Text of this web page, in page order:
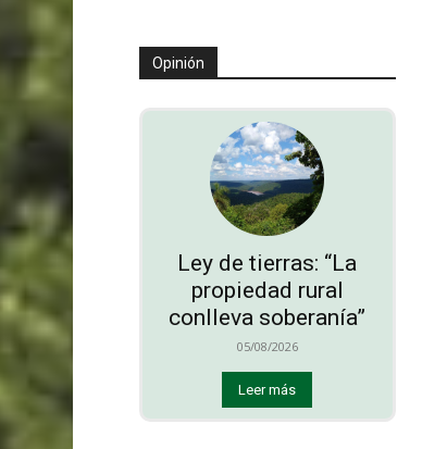
Opinión
Ley de tierras: “La
propiedad rural
conlleva soberanía”
05/08/2026
Leer más